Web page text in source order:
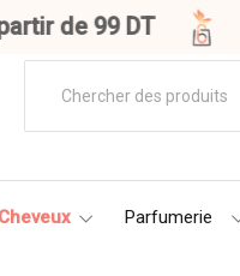
de 99 DT
Cheveux Parfumerie